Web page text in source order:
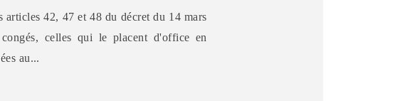
42, 47 et 48 du décret du 14 mars
celles qui le placent d'office en
au...